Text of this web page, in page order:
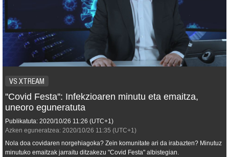
VS XTREAM
''Covid Festa'': Infekzioaren minutu eta emaitza,
uneoro eguneratuta
Publikatuta: 2020/10/26 11:26 (UTC+1)
Azken eguneratzea: 2020/10/26 11:35 (UTC+1)
Nola doa covidaren norgehiagoka? Zein komunitate ari da irabazten? Minutuz
minutuko emaitzak jarraitu ditzakezu "Covid Festa" albistegian.